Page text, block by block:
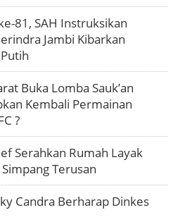
81, SAH Instruksikan
Jambi Kibarkan
Buka Lomba Sauk’an
Kembali Permainan
?
Serahkan Rumah Layak
Terusan
Candra Berharap Dinkes